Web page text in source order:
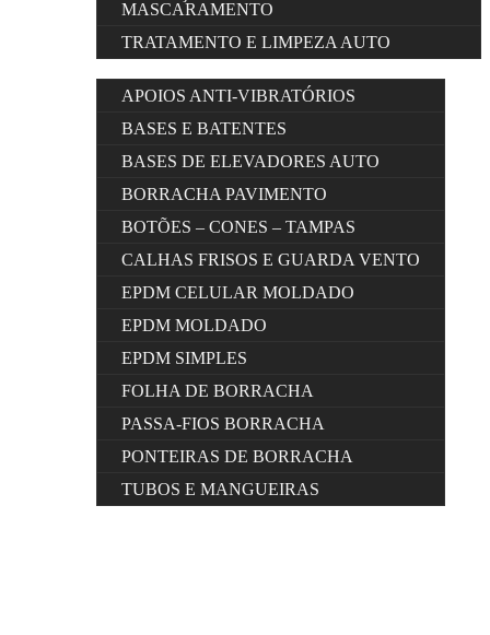
MASCARAMENTO
TRATAMENTO E LIMPEZA AUTO
APOIOS ANTI-VIBRATÓRIOS
BASES E BATENTES
BASES DE ELEVADORES AUTO
BORRACHA PAVIMENTO
BOTÕES – CONES – TAMPAS
CALHAS FRISOS E GUARDA VENTO
EPDM CELULAR MOLDADO
EPDM MOLDADO
EPDM SIMPLES
FOLHA DE BORRACHA
PASSA-FIOS BORRACHA
PONTEIRAS DE BORRACHA
TUBOS E MANGUEIRAS